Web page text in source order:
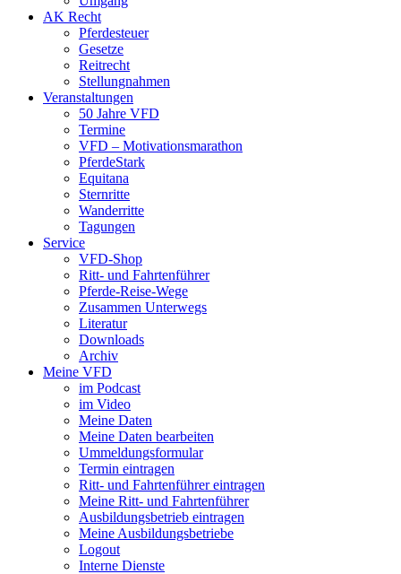
AK Recht
Pferdesteuer
Gesetze
Reitrecht
Stellungnahmen
Veranstaltungen
50 Jahre VFD
Termine
VFD – Motivationsmarathon
PferdeStark
Equitana
Sternritte
Wanderritte
Tagungen
Service
VFD-Shop
Ritt- und Fahrtenführer
Pferde-Reise-Wege
Zusammen Unterwegs
Literatur
Downloads
Archiv
Meine VFD
im Podcast
im Video
Meine Daten
Meine Daten bearbeiten
Ummeldungsformular
Termin eintragen
Ritt- und Fahrtenführer eintragen
Meine Ritt- und Fahrtenführer
Ausbildungsbetrieb eintragen
Meine Ausbildungsbetriebe
Logout
Interne Dienste